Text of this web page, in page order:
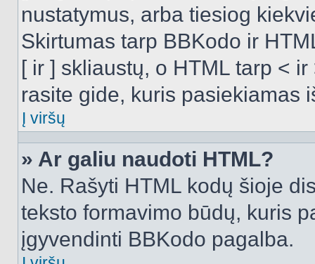
nustatymus, arba tiesiog
Skirtumas tarp BBKodo ir
[ ir ] skliaustų, o HTML tarp <
rasite gide, kuris pasiekiamas
Į viršų
» Ar galiu naudoti HTML?
Ne. Rašyti HTML kodų šioje
teksto formavimo būdų, kuris
įgyvendinti BBKodo pagalba.